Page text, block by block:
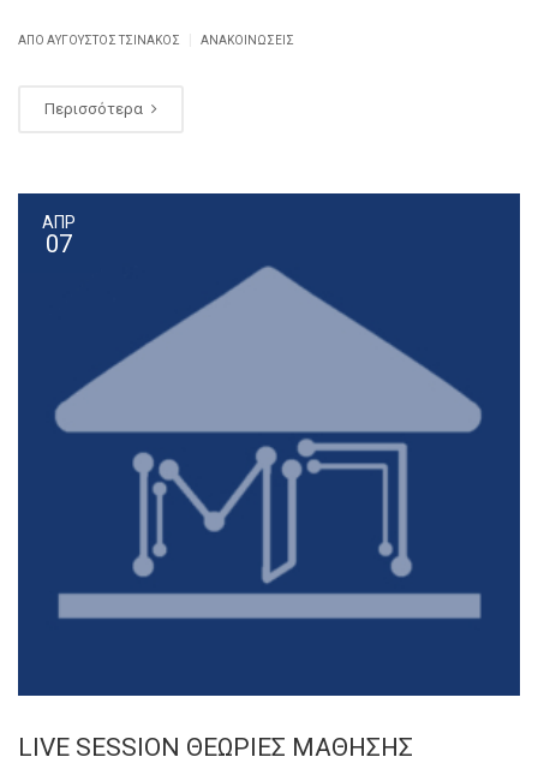
ΑΠΌ ΑΎΓΟΥΣΤΟΣ ΤΣΙΝΆΚΟΣ ΑΝΑΚΟΙΝΏΣΕΙΣ
Περισσότερα
ΑΠΡ
07
LIVE SESSION ΘΕΩΡΙΕΣ ΜΑΘΗΣΗΣ